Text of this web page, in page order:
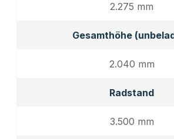
2.275 mm
Gesamthöhe
2.040 mm
Radstand
3.500 mm